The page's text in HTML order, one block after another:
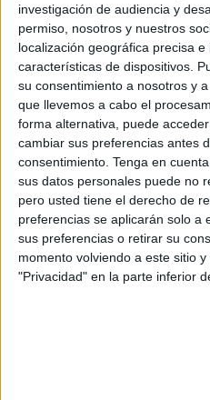
investigación de audiencia y
permiso, nosotros y nuestros
localización geográfica precisa
características de dispositivos.
su consentimiento a nosotros y
que llevemos a cabo el
forma alternativa, puede
cambiar sus preferencias antes
consentimiento. Tenga en
sus datos personales puede no
pero usted tiene el derecho de
preferencias se aplicarán solo a
sus preferencias o retirar su
momento volviendo a este sitio
"Privacidad" en la parte inferior
Una distinción que le ha sido
demostrada en un proyecto
uno de los edificios más
los Dragones(nombre que
esculturas mitológicas que
Esta ceutí desarrolló un
historiay evolución de este
su transformación en un
Una idea brillante ejecutada
jurado rendirse ante su
Curiosamente, este proyecto